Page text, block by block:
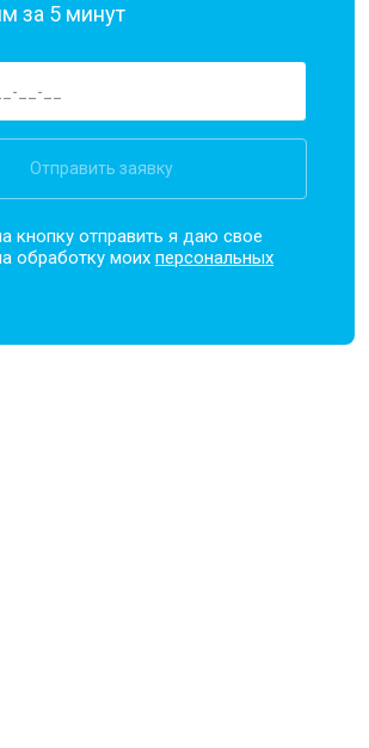
за 5 минут
Отправить заявку
кнопку отправить я даю свое
обработку моихперсональных